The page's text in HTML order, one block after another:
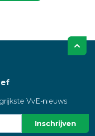
VvE-nieuws